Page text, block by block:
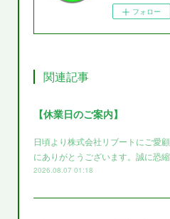
フォロー
関連記事
【休業日のご案内】
日頃より株式会社リブートにご愛
にありがとうございます。誠に恐
2026.08.07 01:18